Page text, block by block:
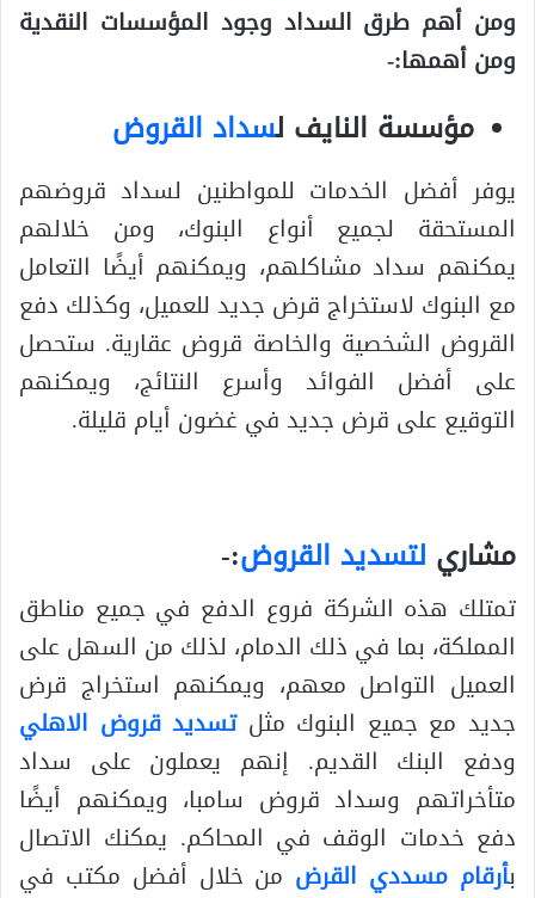
ومن أهم طرق السداد وجود المؤسسات النقدية
ومن أهمها:-
مؤسسة النايف لسداد القروض
يوفر أفضل الخدمات للمواطنين لسداد قروضهم
المستحقة لجميع أنواع البنوك، ومن خلالهم
يمكنهم سداد مشاكلهم، ويمكنهم أيضًا التعامل
مع البنوك لاستخراج قرض جديد للعميل، وكذلك دفع
القروض الشخصية والخاصة قروض عقارية. ستحصل
على أفضل الفوائد وأسرع النتائج، ويمكنهم
التوقيع على قرض جديد في غضون أيام قليلة.
مشاري لتسديد القروض:-
تمتلك هذه الشركة فروع الدفع في جميع مناطق
المملكة، بما في ذلك الدمام، لذلك من السهل على
العميل التواصل معهم، ويمكنهم استخراج قرض
جديد مع جميع البنوك مثل تسديد قروض الاهلي
ودفع البنك القديم. إنهم يعملون على سداد
متأخراتهم وسداد قروض سامبا، ويمكنهم أيضًا
دفع خدمات الوقف في المحاكم. يمكنك الاتصال
بأرقام مسددي القرض من خلال أفضل مكتب في